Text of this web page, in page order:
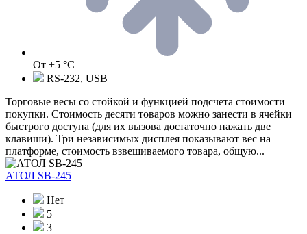
От +5 °C
RS-232, USB
Торговые весы со стойкой и функцией подсчета стоимости
покупки. Стоимость десяти товаров можно занести в ячейки
быстрого доступа (для их вызова достаточно нажать две
клавиши). Три независимых дисплея показывают вес на
платформе, стоимость взвешиваемого товара, общую...
АТОЛ SB-245
Нет
5
3